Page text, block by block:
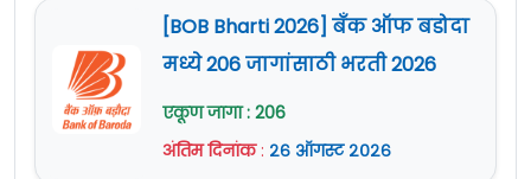
[BOB Bharti 2026] बँक ऑफ बडोदा
मध्ये 206 जागांसाठी भरती 2026
एकूण जागा : 206
अंतिम दिनांक: २६ ऑगस्ट २०२६